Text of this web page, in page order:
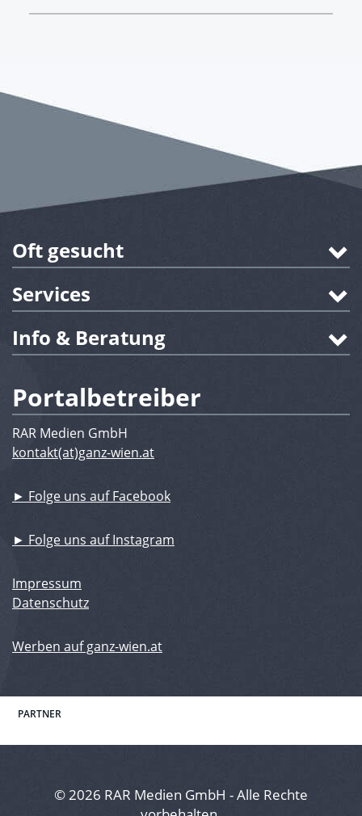
Oft gesucht
Services
Info & Beratung
Portalbetreiber
RAR Medien GmbH
kontakt(at)ganz-wien.at
► Folge uns auf Facebook
► Folge uns auf Instagram
Impressum
Datenschutz
Werben auf ganz-wien.at
PARTNER
© 2026 RAR Medien GmbH - Alle Rechte